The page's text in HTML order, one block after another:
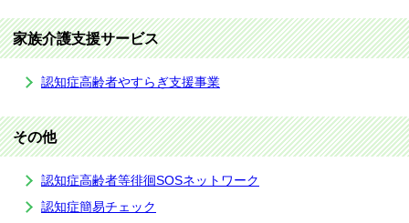
家族介護支援サービス
認知症高齢者やすらぎ支援事業
その他
認知症高齢者等徘徊SOSネットワーク
認知症簡易チェック